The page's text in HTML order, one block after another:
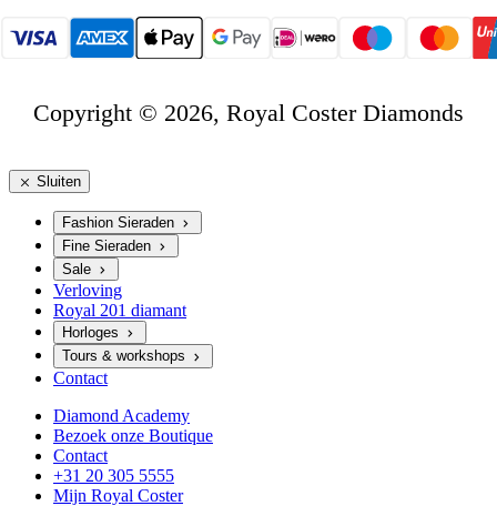
Copyright © 2026, Royal Coster Diamonds
Sluiten
Fashion Sieraden
Fine Sieraden
Sale
Verloving
Royal 201 diamant
Horloges
Tours & workshops
Contact
Diamond Academy
Bezoek onze Boutique
Contact
+31 20 305 5555
Mijn Royal Coster